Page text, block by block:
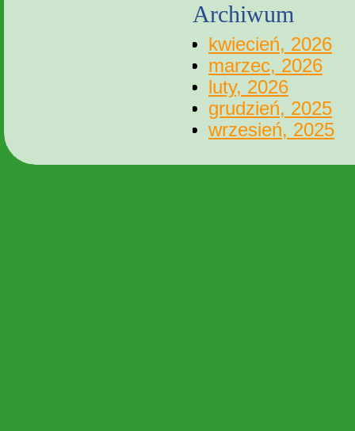
Archiwum
kwiecień, 2026
marzec, 2026
luty, 2026
grudzień, 2025
wrzesień, 2025